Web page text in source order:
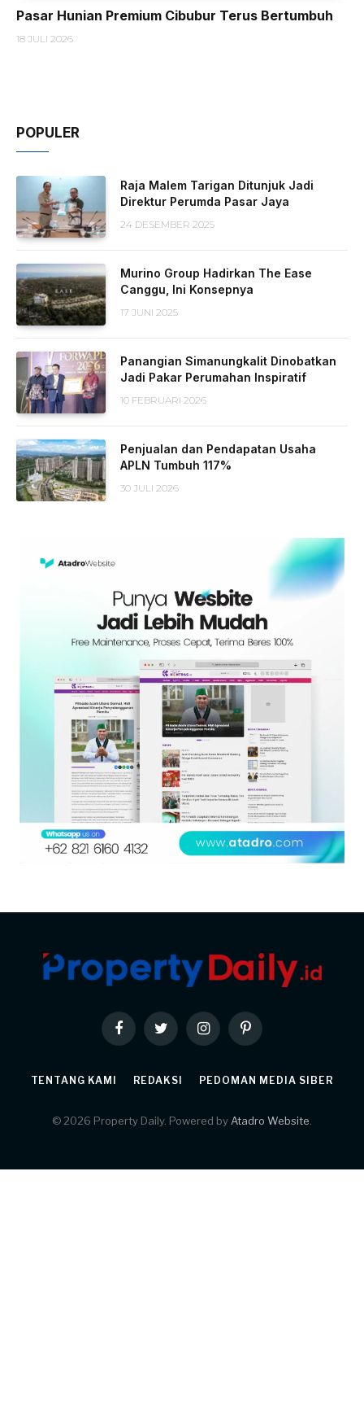
Pasar Hunian Premium Cibubur Terus Bertumbuh
18 JULI 2026
POPULER
Raja Malem Tarigan Ditunjuk Jadi
Direktur Perumda Pasar Jaya
24 DESEMBER 2025
Murino Group Hadirkan The Ease
Canggu, Ini Konsepnya
17 JUNI 2025
Panangian Simanungkalit Dinobatkan
Jadi Pakar Perumahan Inspiratif
10 FEBRUARI 2026
Penjualan dan Pendapatan Usaha
APLN Tumbuh 117%
30 JULI 2026
FacebookTwitter InstagramPinterest
TENTANG KAMI REDAKSI PEDOMAN MEDIA SIBER
© 2026 Property Daily. Powered by Atadro Website